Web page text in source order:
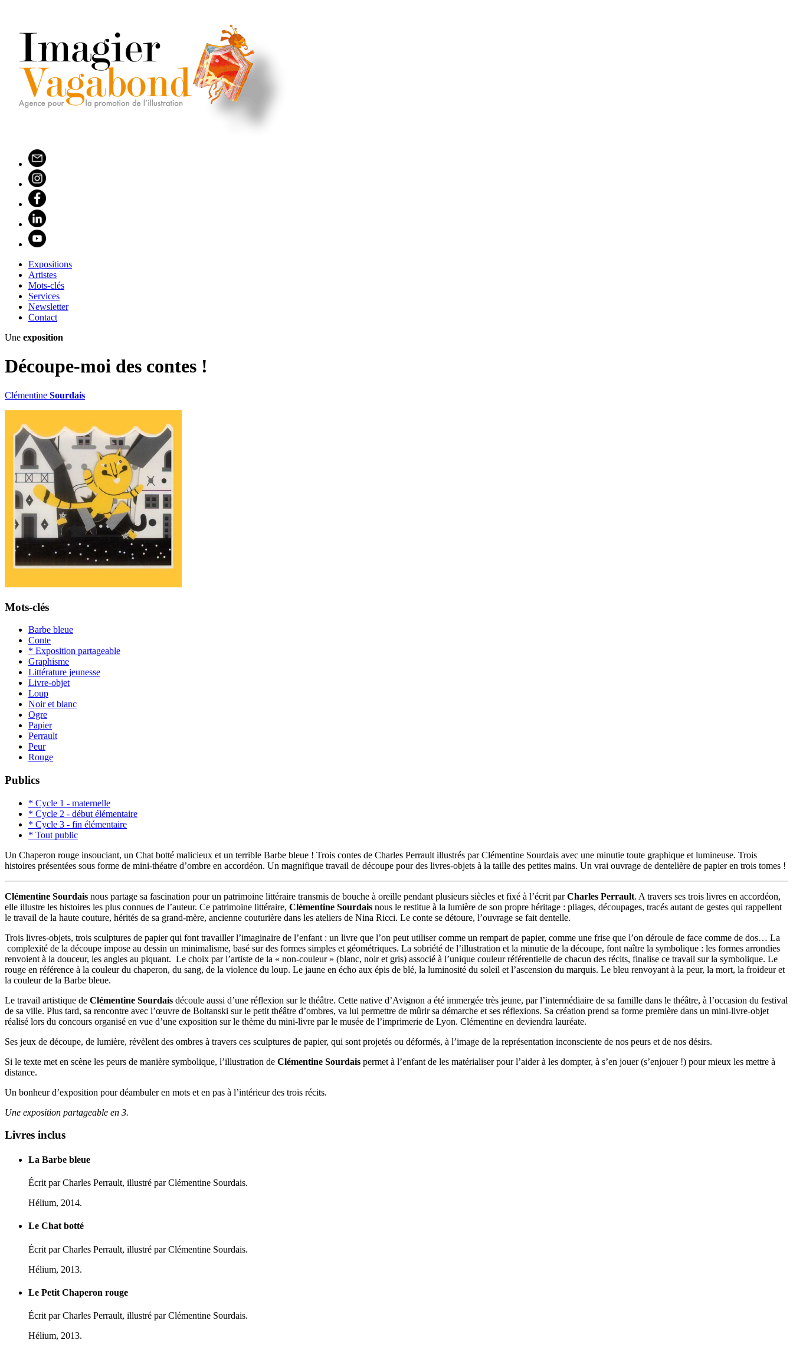
Expositions
Artistes
Mots-clés
Services
Newsletter
Contact
Une exposition
Découpe-moi des contes !
Clémentine Sourdais
Mots-clés
Barbe bleue
Conte
* Exposition partageable
Graphisme
Littérature jeunesse
Livre-objet
Loup
Noir et blanc
Ogre
Papier
Perrault
Peur
Rouge
Publics
* Cycle 1 - maternelle
* Cycle 2 - début élémentaire
* Cycle 3 - fin élémentaire
* Tout public
Un Chaperon rouge insouciant, un Chat botté malicieux et un terrible Barbe bleue ! Trois contes de Charles Perrault illustrés par Clémentine Sourdais avec une minutie toute graphique et lumineuse. Trois
histoires présentées sous forme de mini-théatre d’ombre en accordéon. Un magnifique travail de découpe pour des livres-objets à la taille des petites mains. Un vrai ouvrage de dentelière de papier en trois tomes !
Clémentine Sourdais nous partage sa fascination pour un patrimoine littéraire transmis de bouche à oreille pendant plusieurs siècles et fixé à l’écrit parCharles Perrault. A travers ses trois livres en accordéon,
elle illustre les histoires les plus connues de l’auteur. Ce patrimoine littéraire, Clémentine Sourdais nous le restitue à la lumière de son propre héritage : pliages, découpages, tracés autant de gestes qui rappellent
le travail de la haute couture, hérités de sa grand-mère, ancienne couturière dans les ateliers de Nina Ricci. Le conte se détoure, l’ouvrage se fait dentelle.
Trois livres-objets, trois sculptures de papier qui font travailler l’imaginaire de l’enfant : un livre que l’on peut utiliser comme un rempart de papier, comme une frise que l’on déroule de face comme de dos… La
complexité de la découpe impose au dessin un minimalisme, basé sur des formes simples et géométriques. La sobriété de l’illustration et la minutie de la découpe, font naître la symbolique : les formes arrondies
renvoient à la douceur, les angles au piquant. Le choix par l’artiste de la « non-couleur » (blanc, noir et gris) associé à l’unique couleur référentielle de chacun des récits, finalise ce travail sur la symbolique. Le
rouge en référence à la couleur du chaperon, du sang, de la violence du loup. Le jaune en écho aux épis de blé, la luminosité du soleil et l’ascension du marquis. Le bleu renvoyant à la peur, la mort, la froideur et
la couleur de la Barbe bleue.
Le travail artistique de Clémentine Sourdais découle aussi d’une réflexion sur le théâtre. Cette native d’Avignon a été immergée très jeune, par l’intermédiaire de sa famille dans le théâtre, à l’occasion du festival
de sa ville. Plus tard, sa rencontre avec l’œuvre de Boltanski sur le petit théâtre d’ombres, va lui permettre de mûrir sa démarche et ses réflexions. Sa création prend sa forme première dans un mini-livre-objet
réalisé lors du concours organisé en vue d’une exposition sur le thème du mini-livre par le musée de l’imprimerie de Lyon. Clémentine en deviendra lauréate.
Ses jeux de découpe, de lumière, révèlent des ombres à travers ces sculptures de papier, qui sont projetés ou déformés, à l’image de la représentation inconsciente de nos peurs et de nos désirs.
Si le texte met en scène les peurs de manière symbolique, l’illustration de Clémentine Sourdais permet à l’enfant de les matérialiser pour l’aider à les dompter, à s’en jouer (s’enjouer !) pour mieux les mettre à
distance.
Un bonheur d’exposition pour déambuler en mots et en pas à l’intérieur des trois récits.
Une exposition partageable en 3.
Livres inclus
La Barbe bleue
Écrit par Charles Perrault, illustré par Clémentine Sourdais.
Hélium, 2014.
Le Chat botté
Écrit par Charles Perrault, illustré par Clémentine Sourdais.
Hélium, 2013.
Le Petit Chaperon rouge
Écrit par Charles Perrault, illustré par Clémentine Sourdais.
Hélium, 2013.